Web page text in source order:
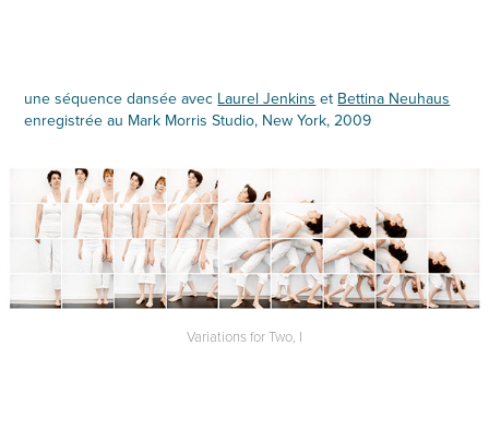
une séquence dansée avec Laurel Jenkins et Bettina Neuhaus
enregistrée au Mark Morris Studio, New York, 2009
Variations for Two, I